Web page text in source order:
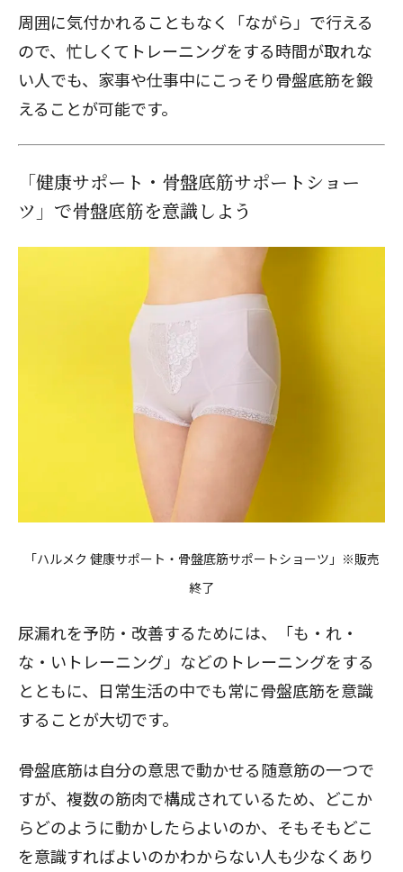
周囲に気付かれることもなく「ながら」で行える
ので、忙しくてトレーニングをする時間が取れな
い人でも、家事や仕事中にこっそり骨盤底筋を鍛
えることが可能です。
「健康サポート・骨盤底筋サポートショー
ツ」で骨盤底筋を意識しよう
「ハルメク 健康サポート・骨盤底筋サポートショーツ」※販売
終了
尿漏れを予防・改善するためには、「も・れ・
な・いトレーニング」などのトレーニングをする
とともに、日常生活の中でも常に骨盤底筋を意識
することが大切です。
骨盤底筋は自分の意思で動かせる随意筋の一つで
すが、複数の筋肉で構成されているため、どこか
らどのように動かしたらよいのか、そもそもどこ
を意識すればよいのかわからない人も少なくあり